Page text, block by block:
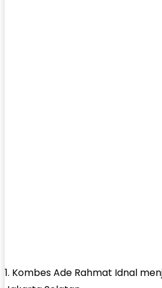
1. Kombes Ade Rahmat Idnal